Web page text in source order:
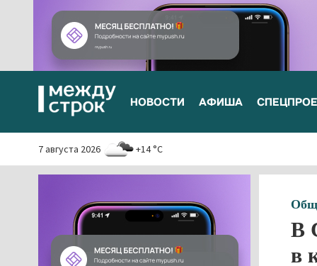
НОВОСТИ АФИША
7 августа 2026 +14 °C
В
в